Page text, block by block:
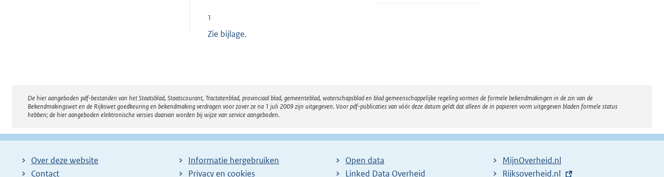
1
Zie bijlage.
Disclaimer
De hier aangeboden pdf-bestanden van het Staatsblad, Staatscourant, Tractatenblad, provinciaal blad, gemeenteblad, waterschapsblad en blad gemeenschappelijke regeling vormen de formele bekendmakingen in de zin van de
Bekendmakingswet en de Rijkswet goedkeuring en bekendmaking verdragen voor zover ze na 1 juli 2009 zijn uitgegeven. Voor pdf-publicaties van vóór deze datum geldt dat alleen de in papieren vorm uitgegeven bladen formele status
hebben; de hier aangeboden elektronische versies daarvan worden bij wijze van service aangeboden.
Over deze website
Contact
Informatie hergebruiken
Privacy en cookies
Open data
Linked Data Overheid
MijnOverheid.nl
E
Rijksoverheid.nl